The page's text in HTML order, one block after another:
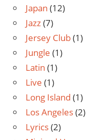
Japan (12)
Jazz(7)
Jersey Club(1)
Jungle (1)
Latin (1)
Live (1)
Long Island (1)
Los Angeles(2)
Lyrics(2)